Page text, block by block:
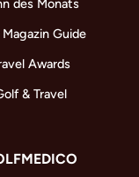
des Monats
Guide
Awards
& Travel